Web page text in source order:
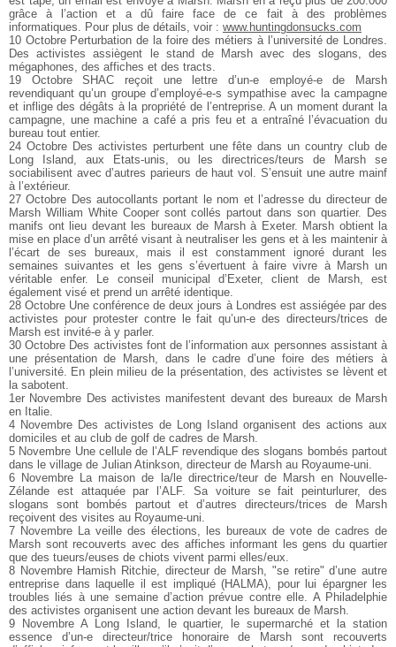
grâce à l’action et a dû faire face de ce fait à des problèmes
informatiques. Pour plus de détails, voir : www.huntingdonsucks.com
10 Octobre Perturbation de la foire des métiers à l’université de Londres.
Des activistes assiègent le stand de Marsh avec des slogans, des
mégaphones, des affiches et des tracts.
19 Octobre SHAC reçoit une lettre d’un-e employé-e de Marsh
revendiquant qu’un groupe d’employé-e-s sympathise avec la campagne
et inflige des dégâts à la propriété de l’entreprise. A un moment durant la
campagne, une machine a café a pris feu et a entraîné l’évacuation du
bureau tout entier.
24 Octobre Des activistes perturbent une fête dans un country club de
Long Island, aux Etats-unis, ou les directrices/teurs de Marsh se
sociabilisent avec d’autres parieurs de haut vol. S’ensuit une autre mainf
à l’extérieur.
27 Octobre Des autocollants portant le nom et l’adresse du directeur de
Marsh William White Cooper sont collés partout dans son quartier. Des
manifs ont lieu devant les bureaux de Marsh à Exeter. Marsh obtient la
mise en place d’un arrêté visant à neutraliser les gens et à les maintenir à
l’écart de ses bureaux, mais il est constamment ignoré durant les
semaines suivantes et les gens s’évertuent à faire vivre à Marsh un
véritable enfer. Le conseil municipal d’Exeter, client de Marsh, est
également visé et prend un arrêté identique.
28 Octobre Une conférence de deux jours à Londres est assiégée par des
activistes pour protester contre le fait qu’un-e des directeurs/trices de
Marsh est invité-e à y parler.
30 Octobre Des activistes font de l’information aux personnes assistant à
une présentation de Marsh, dans le cadre d’une foire des métiers à
l’université. En plein milieu de la présentation, des activistes se lèvent et
la sabotent.
1er Novembre Des activistes manifestent devant des bureaux de Marsh
en Italie.
4 Novembre Des activistes de Long Island organisent des actions aux
domiciles et au club de golf de cadres de Marsh.
5 Novembre Une cellule de l’ALF revendique des slogans bombés partout
dans le village de Julian Atinkson, directeur de Marsh au Royaume-uni.
6 Novembre La maison de la/le directrice/teur de Marsh en Nouvelle-
Zélande est attaquée par l’ALF. Sa voiture se fait peinturlurer, des
slogans sont bombés partout et d’autres directeurs/trices de Marsh
reçoivent des visites au Royaume-uni.
7 Novembre La veille des élections, les bureaux de vote de cadres de
Marsh sont recouverts avec des affiches informant les gens du quartier
que des tueurs/euses de chiots vivent parmi elles/eux.
8 Novembre Hamish Ritchie, directeur de Marsh, "se retire" d’une autre
entreprise dans laquelle il est impliqué (HALMA), pour lui épargner les
troubles liés à une semaine d’action prévue contre elle. A Philadelphie
des activistes organisent une action devant les bureaux de Marsh.
9 Novembre A Long Island, le quartier, le supermarché et la station
essence d’un-e directeur/trice honoraire de Marsh sont recouverts